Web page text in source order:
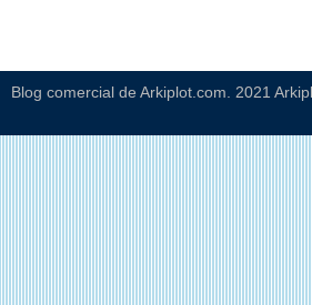
Blog comercial de Arkiplot.com. 2021